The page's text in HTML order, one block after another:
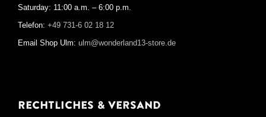
Saturday: 11:00 a.m. – 6:00 p.m.
Telefon: +49 731-6 02 18 12
Email Shop Ulm: ulm@wonderland13-store.de
Rechtliches & Versand